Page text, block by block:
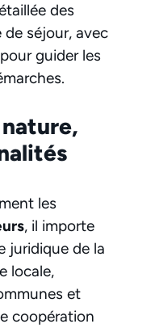
des
de séjour, avec
guider les
les
, il importe
juridique de la
locale,
et
coopération